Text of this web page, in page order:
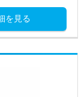
を見る